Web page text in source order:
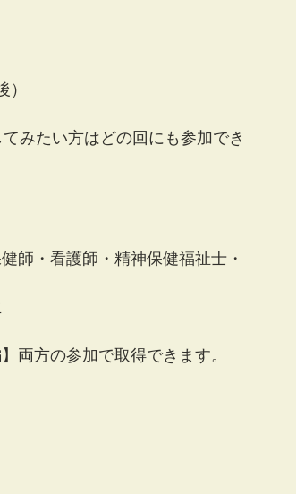
みたい方はどの回にも参加でき
師・看護師・精神保健福祉士・
両方の参加で取得できます。